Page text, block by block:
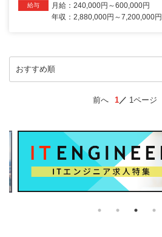
給与
月給：240,000円～600,000円
年収：2,880,000円～7,200,000円
前へ 1 1ページ